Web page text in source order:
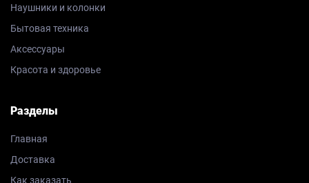
Наушники и колонки
Бытовая техника
Аксессуары
Красота и здоровье
Разделы
Главная
Доставка
Как заказать